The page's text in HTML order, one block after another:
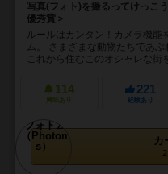
写真(フォト)を撮るってけっこ
優秀賞＞
ルールはカンタン！カメラ機能
ム。 さまざまな動物たちであ
これから住むこのオシャレな街
114
興味あり
221
経験あり
カ